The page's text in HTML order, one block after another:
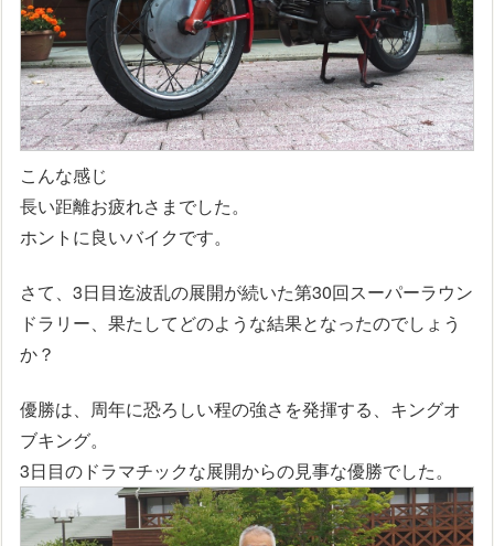
こんな感じ
長い距離お疲れさまでした。
ホントに良いバイクです。
さて、3日目迄波乱の展開が続いた第30回スーパーラウン
ドラリー、果たしてどのような結果となったのでしょう
か？
優勝は、周年に恐ろしい程の強さを発揮する、キングオ
ブキング。
3日目のドラマチックな展開からの見事な優勝でした。